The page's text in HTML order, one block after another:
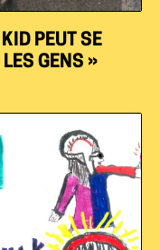
PEUT SE
GENS »